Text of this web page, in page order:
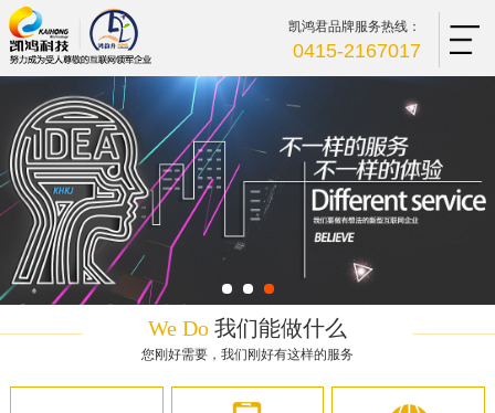
凯鸿君品牌服务热线：
0415-2167017
We Do 我们能做什么
您刚好需要，我们刚好有这样的服务